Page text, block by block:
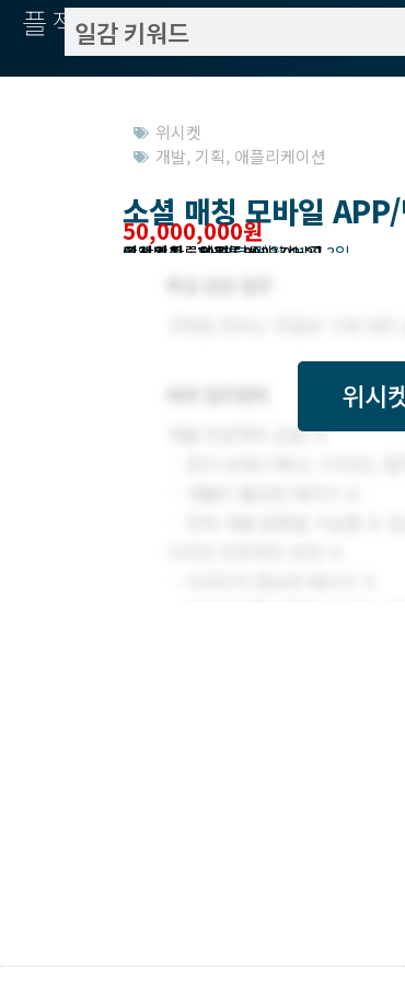
플젝서치
위시켓
개발, 기획, 애플리케이션
소셜 매칭 모바일
50,000,000원
작업방식 : 외주(도급)
모집기한 : 2022년 03월 11일 3일
예상기간 : 70일
위시켓등록일자 : 2022.02.28.
고객위치 : 서울특별시 강남구
위시